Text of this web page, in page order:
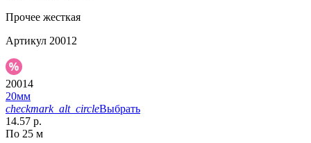
Прочее жесткая
Артикул 20012
20014
20мм
checkmark_alt_circleВыбрать
14.57 р.
По 25 м